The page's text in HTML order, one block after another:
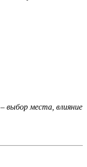
– выбор места, влияние